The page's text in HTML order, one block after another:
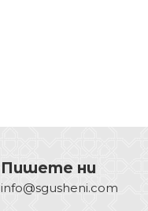
Пишете ни
info@sgusheni.com